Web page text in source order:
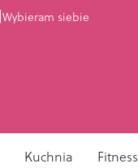
Wybieram siebie
Kuchnia Fitness